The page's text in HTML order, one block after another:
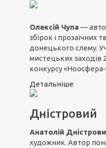
Олексій Чупа —
збірок і прозаїчних
донецького слему.
мистецьких заходів
конкурсу «Ноосфера-
Детальніше
Дністровий
Анатолій
художник. Автор